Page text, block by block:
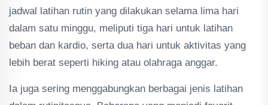
jadwal latihan rutin yang dilakukan selama lima hari
dalam satu minggu, meliputi tiga hari untuk latihan
beban dan kardio, serta dua hari untuk aktivitas yang
lebih berat seperti hiking atau olahraga anggar.
Ia juga sering menggabungkan berbagai jenis latihan